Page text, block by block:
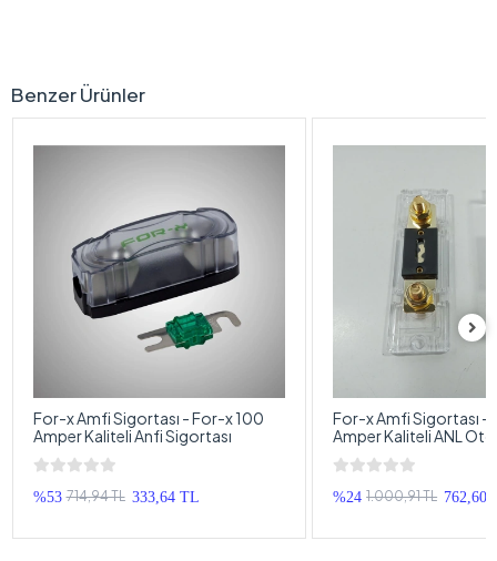
Benzer Ürünler
For-x Amfi Sigortası - For-x 100
Amper Kaliteli Anfi Sigortası
%53 714,94 TL 333,64 TL
For-x Amfi Sigortası
Amper Kaliteli ANL
Sigortası
%24 1.000,91 TL 762,60